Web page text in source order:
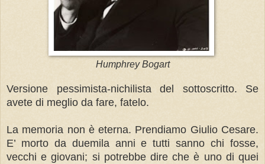
Humphrey Bogart
Versione pessimista-nichilista del sottoscritto. Se
avete di meglio da fare, fatelo.
La memoria non è eterna. Prendiamo Giulio Cesare.
E’ morto da duemila anni e tutti sanno chi fosse,
vecchi e giovani; si potrebbe dire che è uno di quei